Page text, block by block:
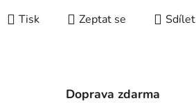
Tisk Zeptat se Sdílet
Doprava zdarma